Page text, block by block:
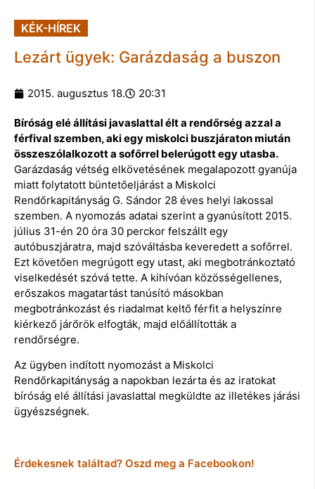
KÉK-HÍREK
Lezárt ügyek: Garázdaság a buszon
2015. augusztus 18. 20:31
Bíróság elé állítási javaslattal élt a rendőrség azzal a
férfival szemben, aki egy miskolci buszjáraton miután
összeszólalkozott a sofőrrel belerúgott egy utasba.
Garázdaság vétség elkövetésének megalapozott gyanúja
miatt folytatott büntetőeljárást a Miskolci
Rendőrkapitányság G. Sándor 28 éves helyi lakossal
szemben. A nyomozás adatai szerint a gyanúsított 2015.
július 31-én 20 óra 30 perckor felszállt egy
autóbuszjáratra, majd szóváltásba keveredett a sofőrrel.
Ezt követően megrúgott egy utast, aki megbotránkoztató
viselkedését szóvá tette. A kihívóan közösségellenes,
erőszakos magatartást tanúsító másokban
megbotránkozást és riadalmat keltő férfit a helyszínre
kiérkező járőrök elfogták, majd előállították a
rendőrségre.
Az ügyben indított nyomozást a Miskolci
Rendőrkapitányság a napokban lezárta és az iratokat
bíróság elé állítási javaslattal megküldte az illetékes járási
ügyészségnek.
Érdekesnek találtad? Oszd meg a Facebookon!